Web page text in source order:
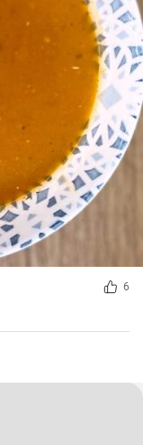
6